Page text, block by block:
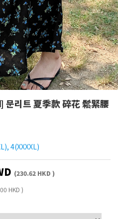
문리트 夏季款 碎花 鬆緊腰
4(XXXXL)
(230.62 HKD )
HKD )